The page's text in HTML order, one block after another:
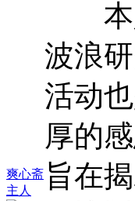
爽心斋
主人
本人
波浪
活动
厚的
旨在